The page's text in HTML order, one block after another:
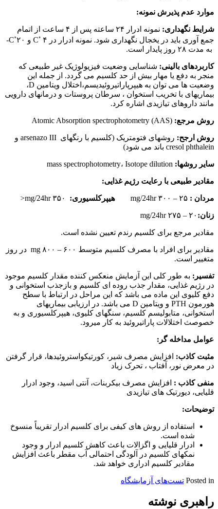
موارد عدم پذیرش نمونه:
شرایط نگهداری:
نمونه ادرار ۲۴ ساعته پس از ۴ ساعت از اتمام
جمع آوری باید در یخجال نگهداری شود. نمونه ادرار در C
◦ ۴ و C ◦
۲۰-
به مدت ۲۸ روز پایدار است.
کاربردهای بالینی: شناسایی وضعیت فیزیولوژیک غیر طبیعی که
منجر به دفع یا مهار بیش از حد کلسیم می گردد. از جمله این
وضعیت ها می توان به هیپرپاراتیروئیدیسم،اختلال ویتامین D،
بیماریهای با تخریب استخوان ، سرطان پروستات و درمانهای دارویی
مانند داروهای تیازیدی اشاره کرد.
روش مرجع:
روش ارجح:
روشهای فتومتریک (کلسیم با رنگهای arsenazo III و
cresol phthalein باند می شود)
سایر روشها: mass spectrophotometry، Isotope dilution
مقادیر طبیعی با رعایت رژیم غذایی:
مردان : هیپرکلسیوری:
زنان: ۲۰ – ۲۷۵ mg/24hr
مقادیر مرجع برای کلسیم رندم تعیین نشده است.
مقادیر برای افراد با مصرف کلسیم متوسط ۶۰۰ – ۸۰۰ mg در روز
متغییر است.
تفسیر: به طور کلی این آزمایش منعکس کننده مقدار کلسیم موجود
در رژیم غذایی، مقدار جذب روده ای کلسیم و بازجذب استخوانی و
دفع کلیوی این ماده می باشد که این مراحل در ارتباط با سطح
هورمون PTH و ویتامین D می باشد. در ارزیابی بیماریهای
استخوانی، متابولیسم کلسیم، سنگهای کلیوی، هیپرکلسیوری و به
خصوصث اختلالات پاراتیروئید به کار میرود.
عوامل مداخله گر:
مثبت کاذب: افزایش مصرف شیر، کورتیکواستروئیدها، قرار گرفتن
در معرض نور، آفتاب ، تحرک زیاد
منفی کاذب : افزایش مصرف بیکربنات، آنتی اسید، وجود ادرار
قلیایی، دیورتیک های تیازیدی
توضیحات:
استفاده از روش های کیفی برای کلسیم ادرار تقریباً منسوخ
شده است.
ادرار قلیایی و اگزالات باعث کاهش کلسیم ادرار و وجود
نمکهای کلسیم در آلودگی احتمالی آب مقطر باعث افزایش
مقادیر کلسیم ادراری خواهد شد.
Posted in تست‌های آزمایشگاه
راهبری نوشته